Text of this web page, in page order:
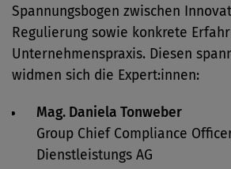
Spannungsbogen zwischen
Regulierung sowie konkrete
Unternehmenspraxis. Diesen
widmen sich die Expert:innen:
Mag. Daniela Tonweber
Group Chief Compliance
Dienstleistungs AG